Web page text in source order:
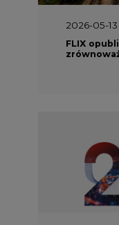
2026-05-
FLIX